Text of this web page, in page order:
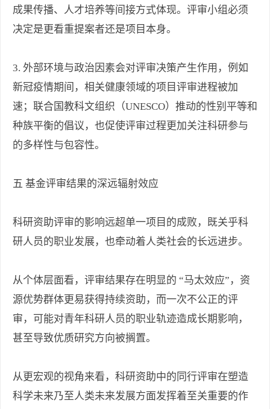
成果传播、人才培养等间接方式体现。评审小组必须
决定是更看重提案者还是项目本身。
3. 外部环境与政治因素会对评审决策产生作用，例如
新冠疫情期间，相关健康领域的项目评审进程被加
速；联合国教科文组织（UNESCO）推动的性别平等和
种族平衡的倡议，也促使评审过程更加关注科研参与
的多样性与包容性。
五 基金评审结果的深远辐射效应
科研资助评审的影响远超单一项目的成败，既关乎科
研人员的职业发展，也牵动着人类社会的长远进步。
从个体层面看，评审结果存在明显的 “马太效应”，资
源优势群体更易获得持续资助，而一次不公正的评
审，可能对青年科研人员的职业轨迹造成长期影响，
甚至导致优质研究方向被搁置。
从更宏观的视角来看，科研资助中的同行评审在塑造
科学未来乃至人类未来发展方面发挥着至关重要的作